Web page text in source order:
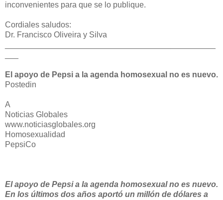
inconvenientes para que se lo publique.
Cordiales saludos:
Dr. Francisco Oliveira y Silva
El apoyo de Pepsi a la agenda homosexual no es nuevo.
Postedin
A
Noticias Globales
www.noticiasglobales.org
Homosexualidad
PepsiCo
El apoyo de Pepsi a la agenda homosexual no es nuevo.
En los últimos dos años aportó un millón de dólares a